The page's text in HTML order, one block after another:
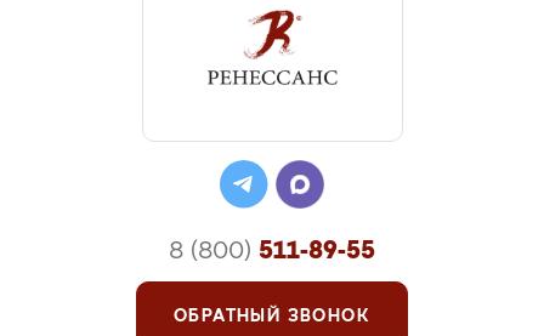
8 (800) 511-89-55
ОБРАТНЫЙ ЗВОНОК